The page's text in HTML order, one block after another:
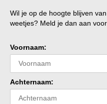
Wil je op de hoogte blijven
weetjes? Meld je dan aan
Voornaam:
Achternaam: